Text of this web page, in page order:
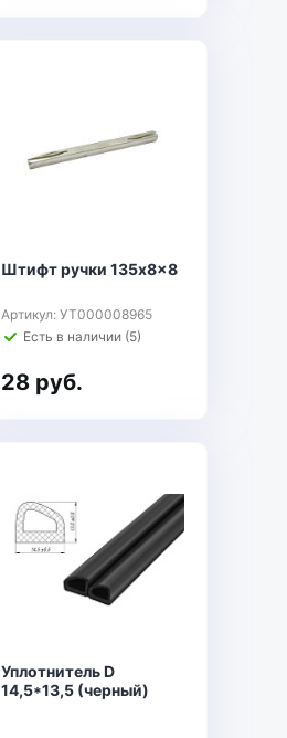
Штифт ручки 135x8x8
Артикул: УТ000008965
Есть в наличии (5)
28 руб.
Уплотнитель D
14,5*13,5 (черный)